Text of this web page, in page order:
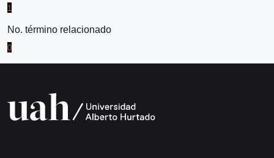
1
No. término relacionado
0